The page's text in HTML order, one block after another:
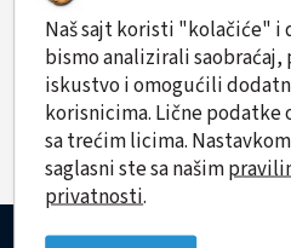
1
Naš sajt koristi "kolačiće" i
bismo analizirali
iskustvo i omogućili
korisnicima. Lične podatke
sa trećim licima.
saglasni ste sa našim
privatnosti.